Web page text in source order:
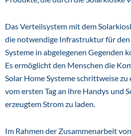
Das Verteilsystem mit dem
die notwendige Infrastruktur für den
Systeme in abgelegenen Gegenden
Es ermöglicht den Menschen die
Solar Home Systeme schrittweise
vom ersten Tag an ihre Handys und
erzeugtem Strom zu laden.
Im Rahmen der Zusammenarbeit